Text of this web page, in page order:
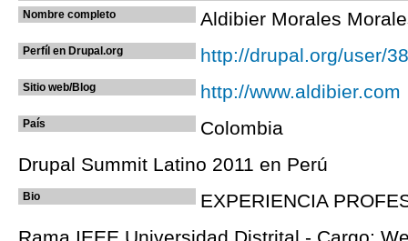
Nombre completo Aldibier Morales
Perfíl en Drupal.org http://drupal.org/user/
Sitio web/Blog http://www.aldibier.com
País
Colombia
Drupal Summit Latino 2011 en Perú
Bio
EXPERIENCIA